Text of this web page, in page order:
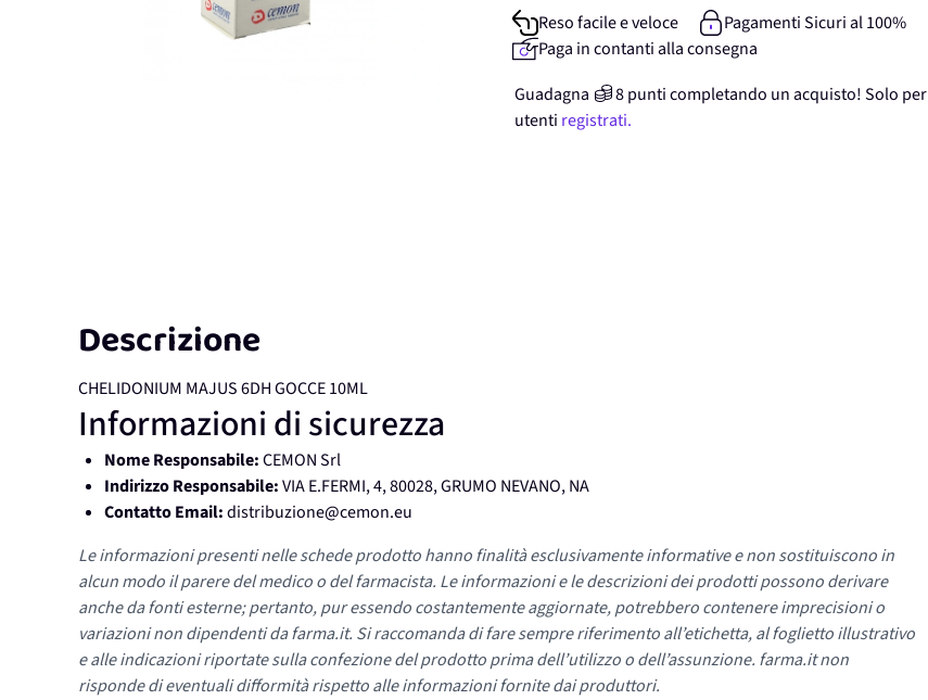
Reso facile e veloce
Pagamenti Sicuri al 100%
Paga in contanti alla consegna
Guadagna
8punticompletando un acquisto! Solo per
utenti registrati.
Descrizione
CHELIDONIUM MAJUS 6DH GOCCE 10ML
Informazioni di sicurezza
Nome Responsabile:CEMON Srl
Indirizzo Responsabile:VIA E.FERMI, 4, 80028, GRUMO NEVANO, NA
Contatto Email:distribuzione@cemon.eu
Le informazioni presenti nelle schede prodotto hanno finalità esclusivamente informative e non sostituiscono in
alcun modo il parere del medico o del farmacista. Le informazioni e le descrizioni dei prodotti possono derivare
anche da fonti esterne; pertanto, pur essendo costantemente aggiornate, potrebbero contenere imprecisioni o
variazioni non dipendenti da farma.it. Si raccomanda di fare sempre riferimento all’etichetta, al foglietto illustrativo
e alle indicazioni riportate sulla confezione del prodotto prima dell’utilizzo o dell’assunzione. farma.it non
risponde di eventuali difformità rispetto alle informazioni fornite dai produttori.